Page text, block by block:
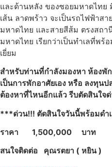
และด้านหลัง ของซอยมหาดไทย
เส้น ลาดพร้าว จะเป็นรถไฟฟ้าส
มหาดไทย และสายสีส้ม ตรงสถา
มหาดไทย เรียกว่าเป็นทำเลที่พร้
เยี่ยม
สำหรับท่านที่กำลังมองหา ห้องพั
เป็นการพักอาศัยเอง หรือ ลงทุน
ต้องหาที่ไหนอีกแล้ว รีบตัดสินใจ
***ด่วน!!! ตัดสินใจวันนี้พร้อมด
ราคา 1,500,000 บาท
สนใจติดต่อ คุณรตยา ( หยิน )